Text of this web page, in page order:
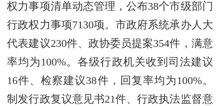
权力事项清单动态管理，公布38个市级部门
行政权力事项7130项。市政府系统承办人大
代表建议230件、政协委员提案354件，满意
率均为100%。各级行政机关收到司法建议
16件、检察建议38件，回复率均为100%。
制发行政复议意见书21件、行政执法监督意